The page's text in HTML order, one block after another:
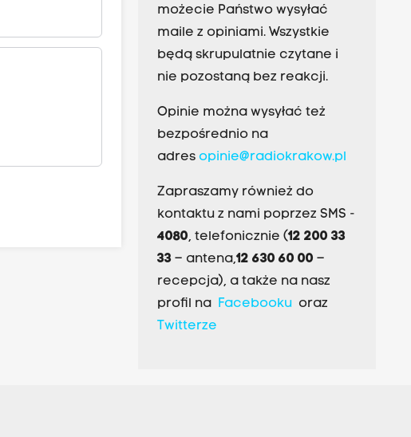
możecie Państwo wysyłać
maile z opiniami. Wszystkie
będą skrupulatnie czytane i
nie pozostaną bez reakcji.
Opinie można wysyłać też
bezpośrednio na
adres opinie@radiokrakow.pl
Zapraszamy również do
kontaktu z nami poprzez SMS -
4080, telefonicznie (12 200 33
33– antena,12 630 60 00 –
recepcja), a także na nasz
profil na Facebookuoraz
Twitterze